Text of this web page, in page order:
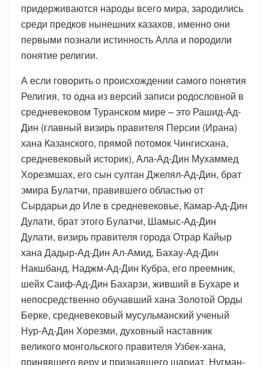
придерживаются народы всего мира, зародились
среди предков нынешних казахов, именно они
первыми познали истинность Алла и породили
понятие религии.
А если говорить о происхождении самого понятия
Религия, то одна из версий записи родословной в
средневековом Туранском мире – это Рашид-Ад-
Дин (главный визирь правителя Персии (Ирана)
хана Казанского, прямой потомок Чингисхана,
средневековый историк), Ала-Ад-Дин Мухаммед
Хорезмшах, его сын султан Джелял-Ад-Дин, брат
эмира Булатчи, правившего областью от
Сырдарьи до Иле в средневековье, Камар-Ад-Дин
Дулати, брат этого Булатчи, Шамыс-Ад-Дин
Дулати, визирь правителя города Отрар Кайыр
хана Дадыр-Ад-Дин Ал-Амид, Бахау-Ад-Дин
Накшбанд, Наджм-Ад-Дин Кубра, его преемник,
шейх Саиф-Ад-Дин Бахарзи, живший в Бухаре и
непосредственно обучавший хана Золотой Орды
Берке, средневековый мусульманский ученый
Нур-Ад-Дин Хорезми, духовный наставник
великого монгольского правителя Узбек-хана,
принявшего веру и признавшего шариат, Нугман-